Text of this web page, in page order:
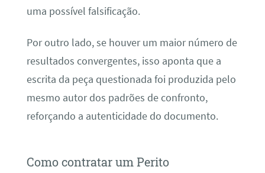
uma possível falsificação.
Por outro lado, se houver um maior número de
resultados convergentes, isso aponta que a
escrita da peça questionada foi produzida pelo
mesmo autor dos padrões de confronto,
reforçando a autenticidade do documento.
Como contratar um Perito